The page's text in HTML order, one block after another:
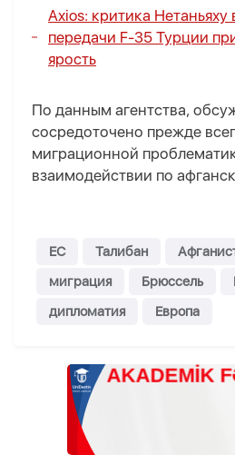
Axios: критика
передачи F-35 Турции
ярость
По данным агентства,
сосредоточено прежде
миграционной
взаимодействии по
ЕС Талибан
миграция
Брюссель
дипломатия
Европа